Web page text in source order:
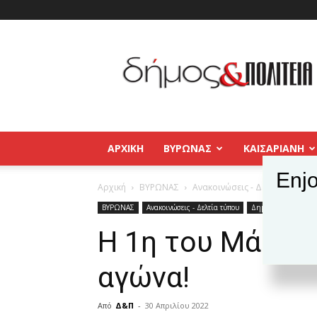
και
Πολιτεία
Βύρωνας
–
Παγκράτι
ΑΡΧΙΚΉ ΒΥΡΩΝΑΣ ΚΑΙΣΑΡΙΑΝΗ
Αρχική ΒΥΡΩΝΑΣ Ανακοινώσεις - Δελτία τύπου
ΒΥΡΩΝΑΣ Ανακοινώσεις - Δελτία τύπου Δημοφιλή άρθρα
Η 1η του Μάη
αγώνα!
Από Δ&Π - 30 Απριλίου 2022